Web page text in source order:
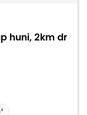
huni, 2km dr